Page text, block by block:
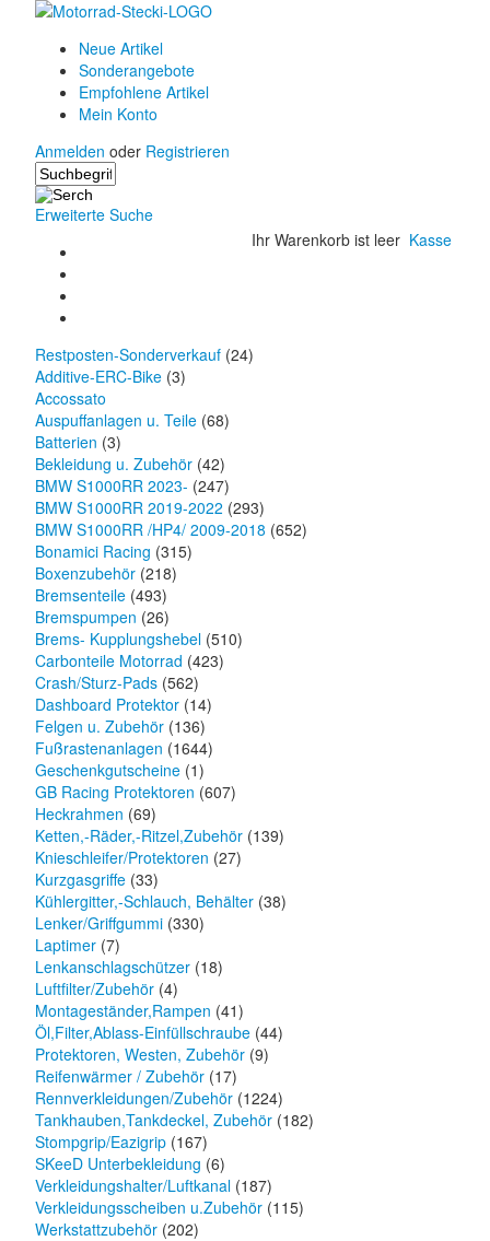
Neue Artikel
Sonderangebote
Empfohlene Artikel
Mein Konto
Anmelden oder Registrieren
Erweiterte Suche
Ihr Warenkorb ist leer Kasse
Restposten-Sonderverkauf (24)
Additive-ERC-Bike (3)
Accossato
Auspuffanlagen u. Teile (68)
Batterien (3)
Bekleidung u. Zubehör (42)
BMW S1000RR 2023- (247)
BMW S1000RR 2019-2022 (293)
BMW S1000RR /HP4/ 2009-2018 (652)
Bonamici Racing (315)
Boxenzubehör (218)
Bremsenteile (493)
Bremspumpen (26)
Brems- Kupplungshebel (510)
Carbonteile Motorrad (423)
Crash/Sturz-Pads (562)
Dashboard Protektor (14)
Felgen u. Zubehör (136)
Fußrastenanlagen (1644)
Geschenkgutscheine (1)
GB Racing Protektoren (607)
Heckrahmen (69)
Ketten,-Räder,-Ritzel,Zubehör (139)
Knieschleifer/Protektoren (27)
Kurzgasgriffe (33)
Kühlergitter,-Schlauch, Behälter (38)
Lenker/Griffgummi (330)
Laptimer (7)
Lenkanschlagschützer (18)
Luftfilter/Zubehör (4)
Montageständer,Rampen (41)
Öl,Filter,Ablass-Einfüllschraube (44)
Protektoren, Westen, Zubehör (9)
Reifenwärmer / Zubehör (17)
Rennverkleidungen/Zubehör (1224)
Tankhauben,Tankdeckel, Zubehör (182)
Stompgrip/Eazigrip (167)
SKeeD Unterbekleidung (6)
Verkleidungshalter/Luftkanal (187)
Verkleidungsscheiben u.Zubehör (115)
Werkstattzubehör (202)